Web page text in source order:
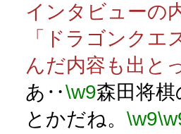
インタビューの
「ドラゴンクエ
んだ内容も出と
あ‥\w9森田将
とかだね。 \w9